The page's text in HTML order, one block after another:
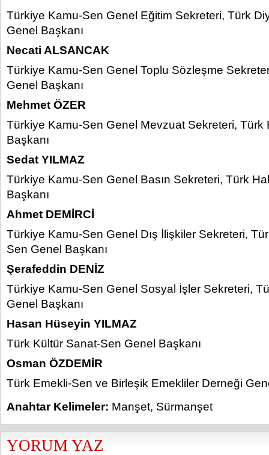
Türkiye Kamu-Sen Genel Eğitim Sekreteri, Türk
Genel Başkanı
Necati ALSANCAK
Türkiye Kamu-Sen Genel Toplu Sözleşme
Genel Başkanı
Mehmet ÖZER
Türkiye Kamu-Sen Genel Mevzuat Sekreteri, Türk
Başkanı
Sedat YILMAZ
Türkiye Kamu-Sen Genel Basın Sekreteri, Türk
Başkanı
Ahmet DEMİRCİ
Türkiye Kamu-Sen Genel Dış İlişkiler Sekreteri,
Sen Genel Başkanı
Şerafeddin DENİZ
Türkiye Kamu-Sen Genel Sosyal İşler Sekreteri,
Genel Başkanı
Hasan Hüseyin YILMAZ
Türk Kültür Sanat-Sen Genel Başkanı
Osman ÖZDEMİR
Türk Emekli-Sen ve Birleşik Emekliler Derneği
Anahtar Kelimeler: Manşet, Sürmanşet
YORUM YAZ